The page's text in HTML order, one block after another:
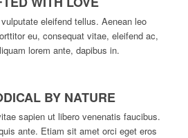
eleifend tellus. Aenean leo
eu, consequat vitae, eleifend ac,
lorem ante, dapibus in.
BY NATURE
sapien ut libero venenatis faucibus.
ante. Etiam sit amet orci eget eros